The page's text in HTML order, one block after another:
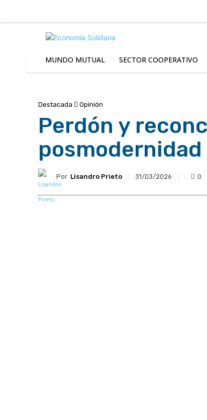
MUNDO MUTUAL SECTOR COOPERATIVO
Destacada Opinión
Perdón y
Por Lisandro Prieto 31/03/2026 0